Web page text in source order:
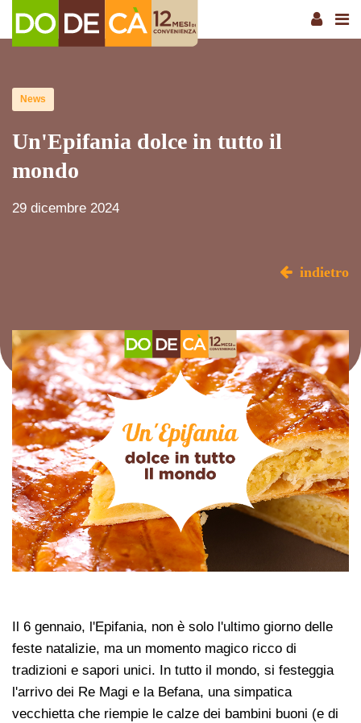
News
Un'Epifania dolce in tutto il
mondo
29 dicembre 2024
indietro
Il 6 gennaio, l'Epifania, non è solo l'ultimo giorno delle
feste natalizie, ma un momento magico ricco di
tradizioni e sapori unici. In tutto il mondo, si festeggia
l'arrivo dei Re Magi e la Befana, una simpatica
vecchietta che riempie le calze dei bambini buoni (e di